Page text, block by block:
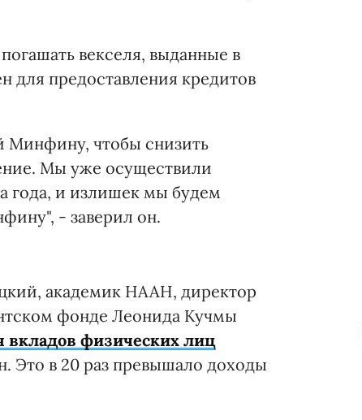
векселя, выданные в
для предоставления кредитов
Минфину, чтобы снизить
Мы уже осуществили
года, и излишек мы будем
- заверил он.
академик НААН, директор
фонде Леонида Кучмы
вкладов физических лиц
Это в 20 раз превышало доходы